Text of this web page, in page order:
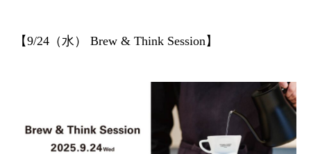
【9/24（水） Brew & Think Session】